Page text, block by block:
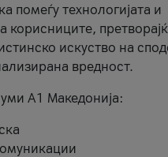
помеѓу технологијата и
корисниците,
искуство на
вредност.
А1 Македонија: